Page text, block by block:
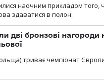
наочним прикладом того,
здаватися в полон.
дві бронзові нагороди
триває чемпіонат Європи